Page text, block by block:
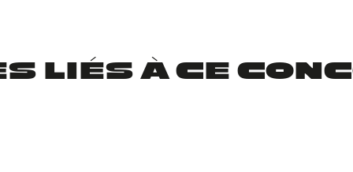
LIÉS À CE